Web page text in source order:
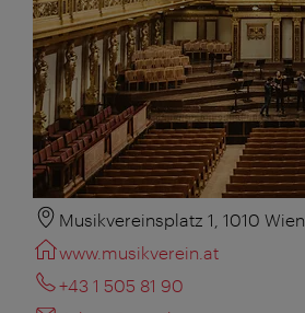
Musikvereinsplatz 1, 1010 Wien
www.musikverein.at
+43 1 505 81 90